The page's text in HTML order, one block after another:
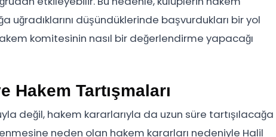
uğradıklarını düşündüklerinde başvurdukları bir yol
komitesinin nasıl bir değerlendirme yapacağı
Hakem Tartışmaları
değil, hakem kararlarıyla da uzun süre tartışılacağa
neden olan hakem kararları nedeniyle Halil